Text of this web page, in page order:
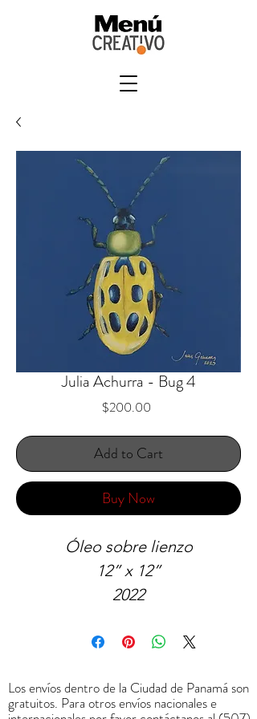
Julia Achurra - Bug 4
$200.00
Add to Cart
Buy Now
Óleo sobre lienzo
12” x 12”
2022
Los envíos dentro de la Ciudad de Panamá son
gratuitos. Para otros envíos nacionales e